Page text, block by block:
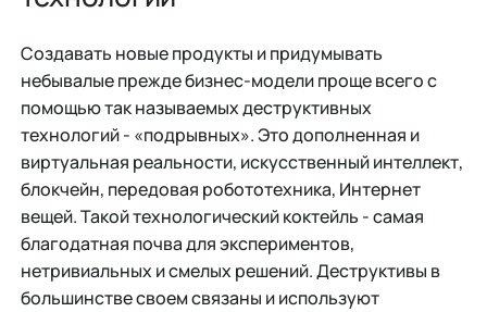
Создавать новые продукты и придумывать
небывалые прежде бизнес-модели проще всего с
помощью так называемых деструктивных
технологий - «подрывных». Это дополненная и
виртуальная реальности, искусственный интеллект,
блокчейн, передовая робототехника, Интернет
вещей. Такой технологический коктейль - самая
благодатная почва для экспериментов,
нетривиальных и смелых решений. Деструктивы в
большинстве своем связаны и используют